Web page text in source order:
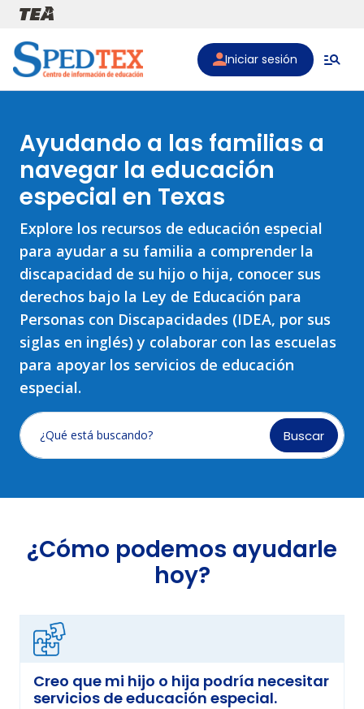
Pasar al contenido principal
Iniciar sesión
Ayudando a las familias a
navegar la educación
especial en Texas
Explore los recursos de educación especial
para ayudar a su familia a comprender la
discapacidad de su hijo o hija, conocer sus
derechos bajo la Ley de Educación para
Personas con Discapacidades (IDEA, por sus
siglas en inglés) y colaborar con las escuelas
para apoyar los servicios de educación
especial.
¿Qué está buscando? Buscar
¿Cómo podemos ayudarle
hoy?
Creo que mi hijo o hija podría necesitar
servicios de educación especial.